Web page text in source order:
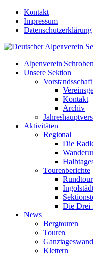
Kontakt
Impressum
Datenschutzerklärung
Alpenverein
Unsere Sektion
Vorstandsschaft
Kontakt
Archiv
Aktivitäten
Regional
Die
Tourenberichte
Die Drei
News
Bergtouren
Touren
Klettern